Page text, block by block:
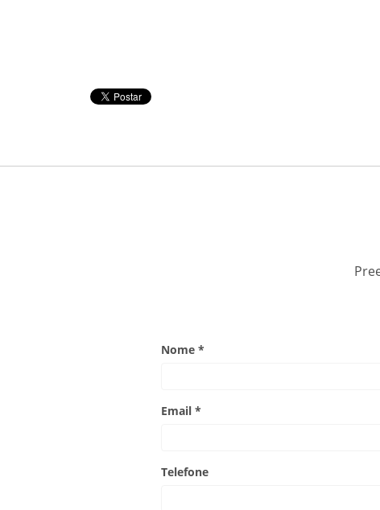
Nome *
Email *
Telefone